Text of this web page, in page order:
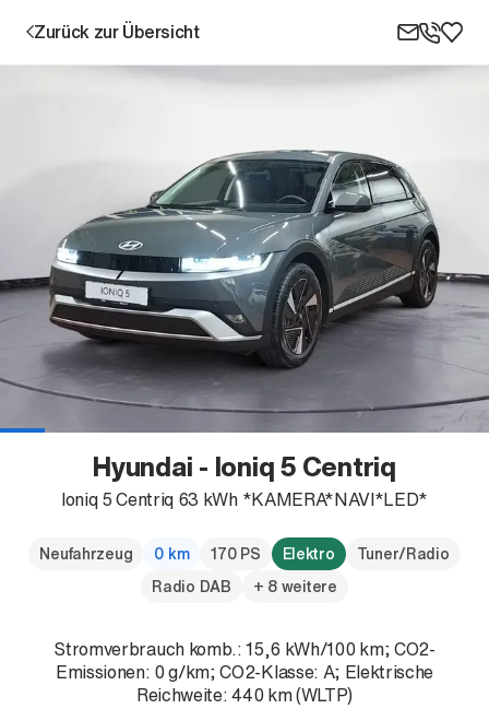
Unternehmen
Der neue BMW X5.
Geschaffen, um vorauszugehen.
Zurück zur Übersicht
Hyundai - Ioniq 5 Centriq
Ioniq 5 Centriq 63 kWh *KAMERA*NAVI*LED*
Neufahrzeug 0 km 170 PS Elektro
Tuner/Radio
Radio DAB
+ 8 weitere
Stromverbrauch komb.: 15,6 kWh/100 km; CO2-
Emissionen: 0 g/km; CO2-Klasse: A; Elektrische
Reichweite: 440 km (WLTP)